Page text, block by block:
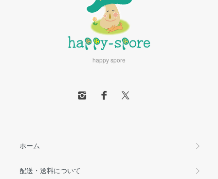
happy spore
ホーム
配送・送料について